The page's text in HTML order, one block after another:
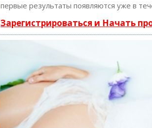
первые результаты появляются уже в
Зарегистрироваться и Начать